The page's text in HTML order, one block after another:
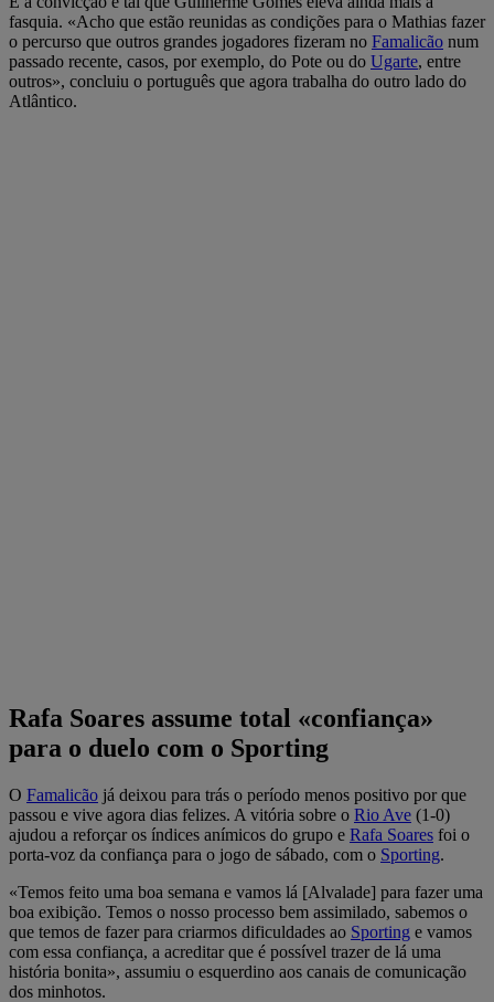
fasquia. «Acho que estão reunidas as condições para o Mathias fazer
o percurso que outros grandes jogadores fizeram no Famalicão num
passado recente, casos, por exemplo, do Pote ou do Ugarte, entre
outros», concluiu o português que agora trabalha do outro lado do
Atlântico.
Rafa Soares assume total «confiança»
para o duelo com o Sporting
O Famalicão já deixou para trás o período menos positivo por que
passou e vive agora dias felizes. A vitória sobre o Rio Ave (1-0)
ajudou a reforçar os índices anímicos do grupo e Rafa Soares foi o
porta-voz da confiança para o jogo de sábado, com o Sporting.
«Temos feito uma boa semana e vamos lá [Alvalade] para fazer uma
boa exibição. Temos o nosso processo bem assimilado, sabemos o
que temos de fazer para criarmos dificuldades ao Sporting e vamos
com essa confiança, a acreditar que é possível trazer de lá uma
história bonita», assumiu o esquerdino aos canais de comunicação
dos minhotos.